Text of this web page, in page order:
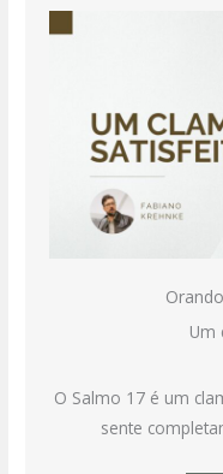
Um
O Salmo 17 é um
sente